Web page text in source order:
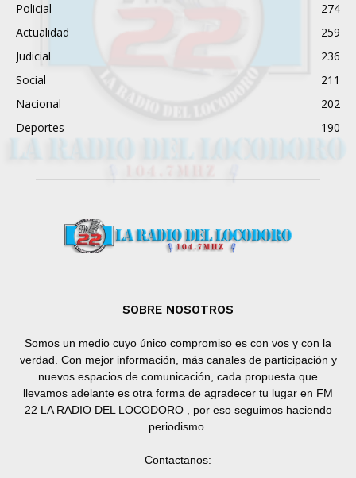
Policial
274
Actualidad
259
Judicial
236
Social
211
Nacional
202
Deportes
190
SOBRE NOSOTROS
Somos un medio cuyo único compromiso es con vos y con la
verdad. Con mejor información, más canales de participación y
nuevos espacios de comunicación, cada propuesta que
llevamos adelante es otra forma de agradecer tu lugar en FM
22 LA RADIO DEL LOCODORO , por eso seguimos haciendo
periodismo.
Contactanos: